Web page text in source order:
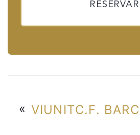
RESERVAR
« VIUNITC.F.